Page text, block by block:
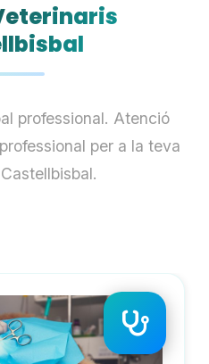
professional. Atenció
per a la teva